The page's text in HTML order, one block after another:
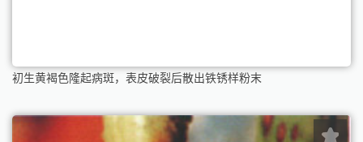
初生黄褐色隆起病斑，表皮破裂后散出铁锈样粉末